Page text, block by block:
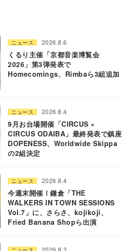
ニュース 2026.8.6
くるり主催「京都音楽博覧会
2026」第3弾発表で
Homecomings、Rimbaら3組追加
ニュース 2026.8.4
9月お台場開催「CIRCUS ×
CIRCUS ODAIBA」最終発表で鎮座
DOPENESS、Worldwide Skippa
の2組決定
ニュース 2026.8.4
今週末開催！鎌倉「THE
WALKERS IN TOWN SESSIONS
Vol.7」に、さらさ、kojikoji、
Fried Banana Shopら出演
2026.8.3